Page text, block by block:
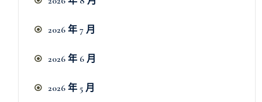
2026 年 7 月
2026 年 6 月
2026 年 5 月